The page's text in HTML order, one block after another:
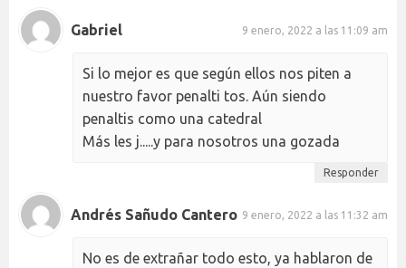
Gabriel 9 enero, 2022 a las 11:09 am
Si lo mejor es que según ellos nos piten a
nuestro favor penalti tos. Aún siendo
penaltis como una catedral
Más les j.....y para nosotros una gozada
Responder
Andrés Sañudo Cantero 9 enero, 2022 a las 11:32 am
No es de extrañar todo esto, ya hablaron de